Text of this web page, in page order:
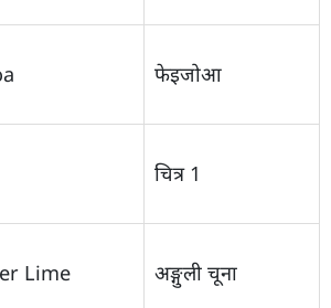
फेइजोआ
चित्र 1
Lime अङ्गुली चूना